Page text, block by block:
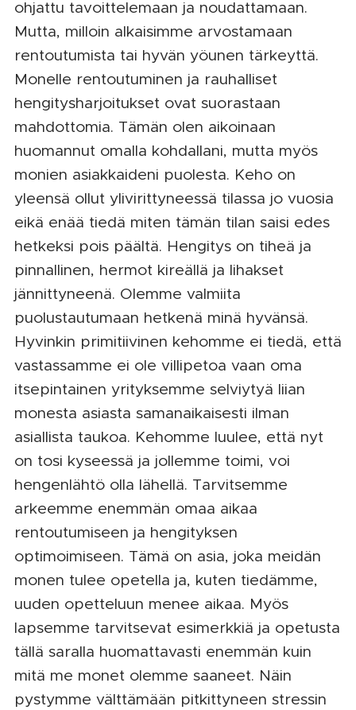
ohjattu tavoittelemaan ja noudattamaan.
Mutta, milloin alkaisimme arvostamaan
rentoutumista tai hyvän yöunen tärkeyttä.
Monelle rentoutuminen ja rauhalliset
hengitysharjoitukset ovat suorastaan
mahdottomia. Tämän olen aikoinaan
huomannut omalla kohdallani, mutta myös
monien asiakkaideni puolesta. Keho on
yleensä ollut ylivirittyneessä tilassa jo vuosia
eikä enää tiedä miten tämän tilan saisi edes
hetkeksi pois päältä. Hengitys on tiheä ja
pinnallinen, hermot kireällä ja lihakset
jännittyneenä. Olemme valmiita
puolustautumaan hetkenä minä hyvänsä.
Hyvinkin primitiivinen kehomme ei tiedä, että
vastassamme ei ole villipetoa vaan oma
itsepintainen yrityksemme selviytyä liian
monesta asiasta samanaikaisesti ilman
asiallista taukoa. Kehomme luulee, että nyt
on tosi kyseessä ja jollemme toimi, voi
hengenlähtö olla lähellä. Tarvitsemme
arkeemme enemmän omaa aikaa
rentoutumiseen ja hengityksen
optimoimiseen. Tämä on asia, joka meidän
monen tulee opetella ja, kuten tiedämme,
uuden opetteluun menee aikaa. Myös
lapsemme tarvitsevat esimerkkiä ja opetusta
tällä saralla huomattavasti enemmän kuin
mitä me monet olemme saaneet. Näin
pystymme välttämään pitkittyneen stressin